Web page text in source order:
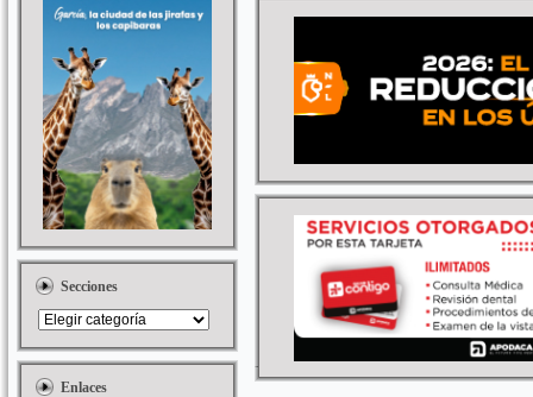
Secciones
Enlaces